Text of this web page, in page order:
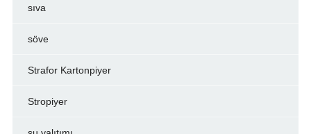
sıva
söve
Strafor Kartonpiyer
Stropiyer